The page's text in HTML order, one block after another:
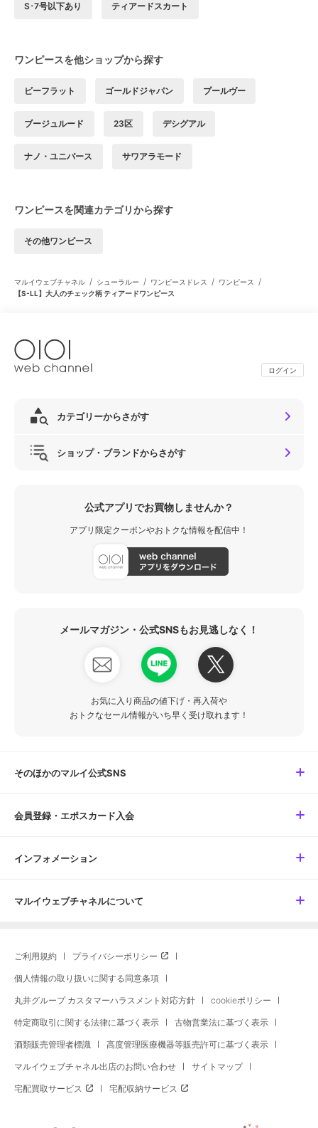
S･7号以下あり ティアードスカート
ワンピースを他ショップから探す
ビーフラット ゴールドジャパン プールヴー
ブージュルード 23区 デシグアル
ナノ・ユニバース サワアラモード
ワンピースを関連カテゴリから探す
その他ワンピース
マルイウェブチャネル / シューラルー / ワンピースドレス / ワンピース /
【S-LL】大人のチェック柄 ティアードワンピース
ログイン
カテゴリーからさがす
ショップ・ブランドからさがす
公式アプリでお買物しませんか？
アプリ限定クーポンやおトクな情報を配信中！
メールマガジン・公式SNSもお見逃しなく！
お気に入り商品の値下げ・再入荷や
おトクなセール情報がいち早く受け取れます！
そのほかのマルイ公式SNS
会員登録・エポスカード入会
インフォメーション
マルイウェブチャネルについて
ご利用規約 プライバシーポリシー
個人情報の取り扱いに関する同意条項
丸井グループ カスタマーハラスメント対応方針 cookieポリシー
特定商取引に関する法律に基づく表示 古物営業法に基づく表示
酒類販売管理者標識 高度管理医療機器等販売許可に基づく表示
マルイウェブチャネル出店のお問い合わせ サイトマップ
宅配買取サービス 宅配収納サービス